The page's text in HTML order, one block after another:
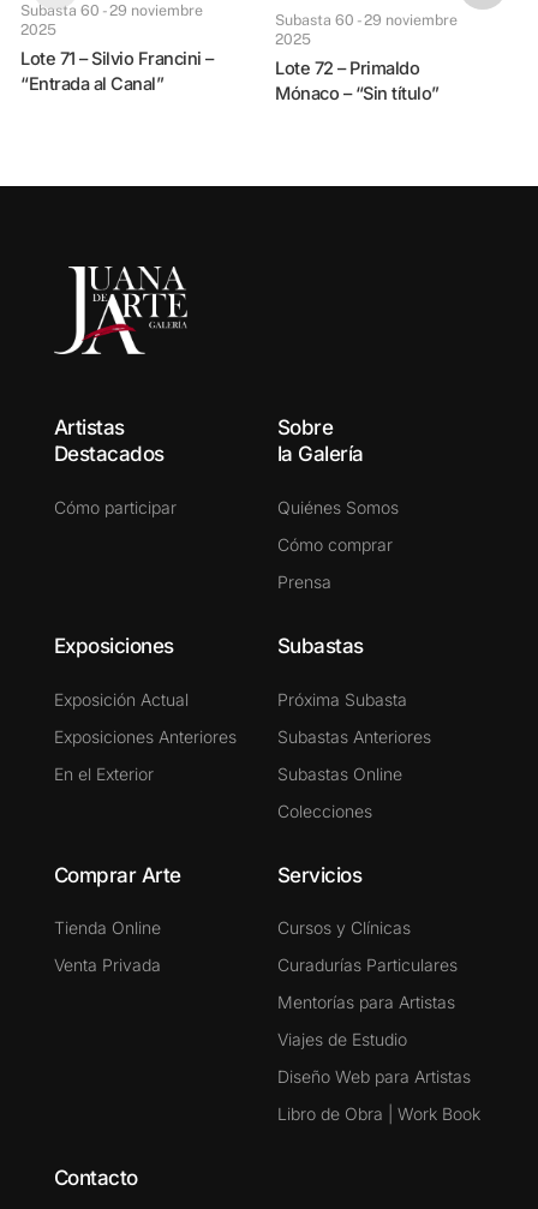
Subasta 60 - 29 noviembre
2025
Lote 71 – Silvio Francini –
“Entrada al Canal”
Subasta 60 - 29 noviembre
2025
Lote 72 – Primaldo
Mónaco – “Sin título”
Artistas
Destacados
Cómo participar
Sobre
la Galería
Quiénes Somos
Cómo comprar
Prensa
Exposiciones
Exposición Actual
Exposiciones Anteriores
En el Exterior
Subastas
Próxima Subasta
Subastas Anteriores
Subastas Online
Colecciones
Comprar Arte
Tienda Online
Venta Privada
Servicios
Cursos y Clínicas
Curadurías Particulares
Mentorías para Artistas
Viajes de Estudio
Diseño Web para Artistas
Libro de Obra | Work Book
Contacto